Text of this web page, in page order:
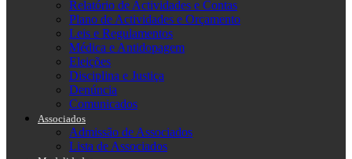
Relatório de Actividades e Contas
Plano de Actividades e Orçamento
Leis e Regulamentos
Médica e Antidopagem
Eleições
Disciplina e Justiça
Denúncia
Comunicados
Associados
Admissão de Associados
Lista de Associados